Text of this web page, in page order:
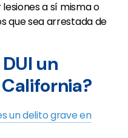
a sí misma o
que sea arrestada de
un
un delito grave en